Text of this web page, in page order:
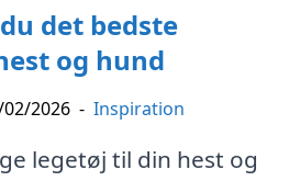
det bedste
og hund
2026 - Inspiration
legetøj til din hest og